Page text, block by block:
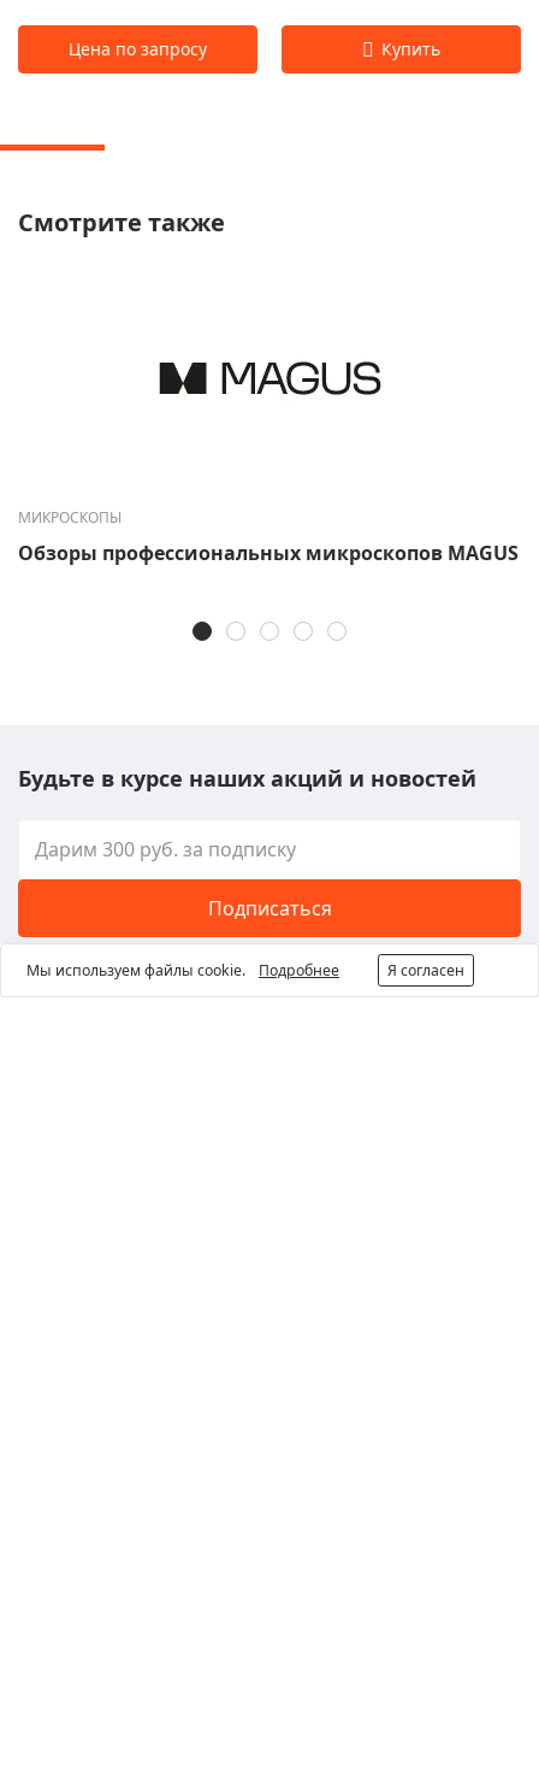
Цена по запросу
Смотрите также
МИКРОСКОПЫ
Обзоры профессиональных микроскопов MAGUS
Будьте в курсе наших акций и новостей
Подписаться
Я даю согласие на получение новостных и других
информационных материалов
Мы используем файлы cookie. Подробнее Я согласен